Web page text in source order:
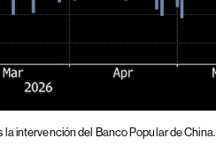
la intervención del Banco Popular de China.